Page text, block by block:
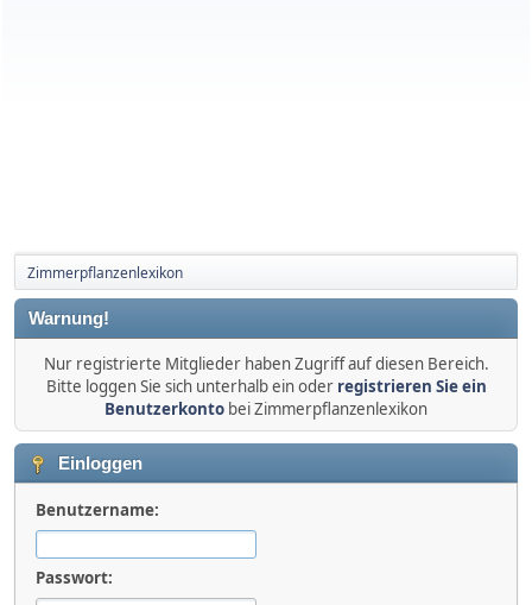
Zimmerpflanzenlexikon
Warnung!
Nur registrierte Mitglieder haben Zugriff auf diesen Bereich.
Bitte loggen Sie sich unterhalb ein oder registrieren Sie ein
Benutzerkonto bei Zimmerpflanzenlexikon
Einloggen
Benutzername:
Passwort: